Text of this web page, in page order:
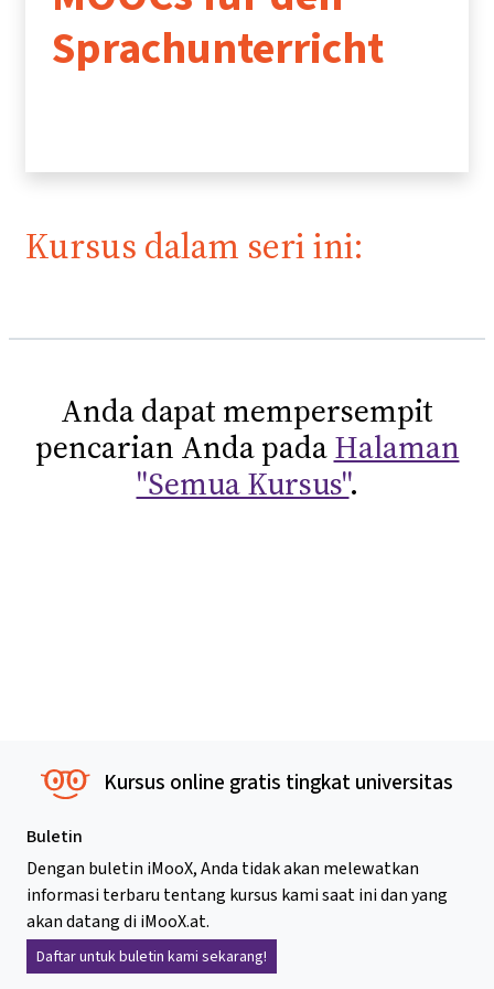
Sprachunterricht
Kursus dalam seri ini:
Anda dapat mempersempit
pencarian Anda padaHalaman
"Semua Kursus".
Kursus online gratis tingkat universitas
Buletin
Dengan buletin iMooX, Anda tidak akan melewatkan
informasi terbaru tentang kursus kami saat ini dan yang
akan datang di iMooX.at.
Daftar untuk buletin kami sekarang!